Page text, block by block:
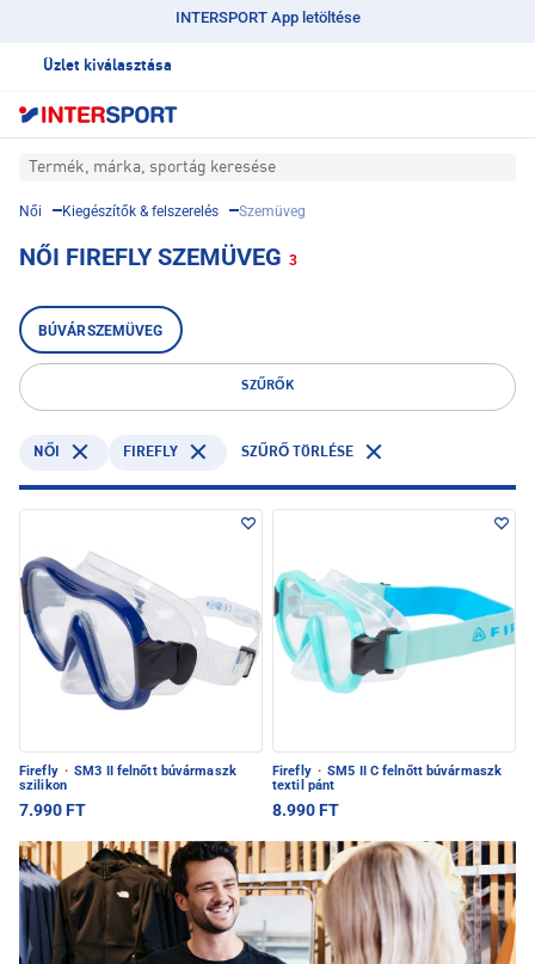
INTERSPORT App letöltése
Üzlet kiválasztása
Termék, márka, sportág keresése
Női Kiegészítők & felszerelés Szemüveg
NŐI FIREFLY SZEMÜVEG 3
BÚVÁRSZEMÜVEG
SZŰRŐK
NŐI FIREFLY SZŰRŐ TÖRLÉSE
Firefly · SM3 II felnőtt búvármaszk
szilikon
7.990 FT
Firefly · SM5 II C felnőtt búvármaszk
textil pánt
8.990 FT